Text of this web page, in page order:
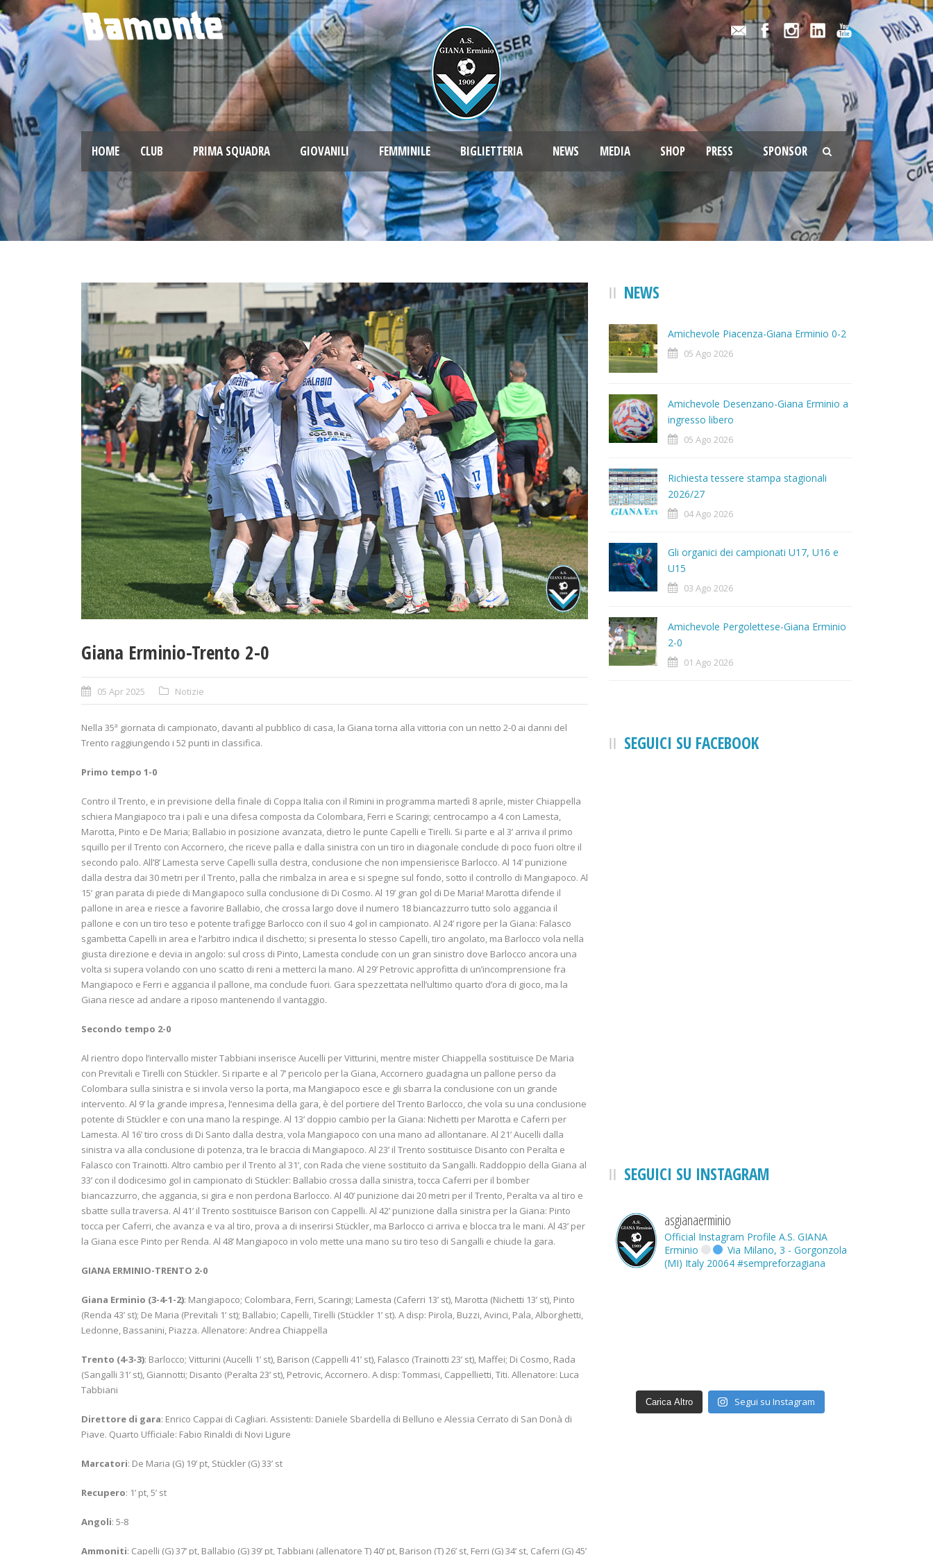
HOME CLUB PRIMA SQUADRA GIOVANILI FEMMINILE BIGLIETTERIA NEWS MEDIA SHOP PRESS SPONSOR
Giana Erminio-Trento 2-0
05 Apr 2025 Notizie
Nella 35ª giornata di campionato, davanti al pubblico di casa, la Giana torna alla vittoria con un netto 2-0 ai danni del
Trento raggiungendo i 52 punti in classifica.
Primo tempo 1-0
Contro il Trento, e in previsione della finale di Coppa Italia con il Rimini in programma martedì 8 aprile, mister Chiappella
schiera Mangiapoco tra i pali e una difesa composta da Colombara, Ferri e Scaringi; centrocampo a 4 con Lamesta,
Marotta, Pinto e De Maria; Ballabio in posizione avanzata, dietro le punte Capelli e Tirelli. Si parte e al 3’ arriva il primo
squillo per il Trento con Accornero, che riceve palla e dalla sinistra con un tiro in diagonale conclude di poco fuori oltre il
secondo palo. All’8’ Lamesta serve Capelli sulla destra, conclusione che non impensierisce Barlocco. Al 14’ punizione
dalla destra dai 30 metri per il Trento, palla che rimbalza in area e si spegne sul fondo, sotto il controllo di Mangiapoco. Al
15’ gran parata di piede di Mangiapoco sulla conclusione di Di Cosmo. Al 19’ gran gol di De Maria! Marotta difende il
pallone in area e riesce a favorire Ballabio, che crossa largo dove il numero 18 biancazzurro tutto solo aggancia il
pallone e con un tiro teso e potente trafigge Barlocco con il suo 4 gol in campionato. Al 24’ rigore per la Giana: Falasco
sgambetta Capelli in area e l’arbitro indica il dischetto; si presenta lo stesso Capelli, tiro angolato, ma Barlocco vola nella
giusta direzione e devia in angolo: sul cross di Pinto, Lamesta conclude con un gran sinistro dove Barlocco ancora una
volta si supera volando con uno scatto di reni a metterci la mano. Al 29’ Petrovic approfitta di un’incomprensione fra
Mangiapoco e Ferri e aggancia il pallone, ma conclude fuori. Gara spezzettata nell’ultimo quarto d’ora di gioco, ma la
Giana riesce ad andare a riposo mantenendo il vantaggio.
Secondo tempo 2-0
Al rientro dopo l’intervallo mister Tabbiani inserisce Aucelli per Vitturini, mentre mister Chiappella sostituisce De Maria
con Previtali e Tirelli con Stückler. Si riparte e al 7’ pericolo per la Giana, Accornero guadagna un pallone perso da
Colombara sulla sinistra e si invola verso la porta, ma Mangiapoco esce e gli sbarra la conclusione con un grande
intervento. Al 9’ la grande impresa, l’ennesima della gara, è del portiere del Trento Barlocco, che vola su una conclusione
potente di Stückler e con una mano la respinge. Al 13’ doppio cambio per la Giana: Nichetti per Marotta e Caferri per
Lamesta. Al 16’ tiro cross di Di Santo dalla destra, vola Mangiapoco con una mano ad allontanare. Al 21’ Aucelli dalla
sinistra va alla conclusione di potenza, tra le braccia di Mangiapoco. Al 23’ il Trento sostituisce Disanto con Peralta e
Falasco con Trainotti. Altro cambio per il Trento al 31’, con Rada che viene sostituito da Sangalli. Raddoppio della Giana al
33’ con il dodicesimo gol in campionato di Stückler: Ballabio crossa dalla sinistra, tocca Caferri per il bomber
biancazzurro, che aggancia, si gira e non perdona Barlocco. Al 40’ punizione dai 20 metri per il Trento, Peralta va al tiro e
sbatte sulla traversa. Al 41’ il Trento sostituisce Barison con Cappelli. Al 42’ punizione dalla sinistra per la Giana: Pinto
tocca per Caferri, che avanza e va al tiro, prova a di inserirsi Stückler, ma Barlocco ci arriva e blocca tra le mani. Al 43’ per
la Giana esce Pinto per Renda. Al 48’ Mangiapoco in volo mette una mano su tiro teso di Sangalli e chiude la gara.
GIANA ERMINIO-TRENTO 2-0
Giana Erminio (3-4-1-2): Mangiapoco; Colombara, Ferri, Scaringi; Lamesta (Caferri 13’ st), Marotta (Nichetti 13’ st), Pinto
(Renda 43’ st); De Maria (Previtali 1’ st); Ballabio; Capelli, Tirelli (Stückler 1’ st). A disp: Pirola, Buzzi, Avinci, Pala, Alborghetti,
Ledonne, Bassanini, Piazza. Allenatore: Andrea Chiappella
Trento (4-3-3): Barlocco; Vitturini (Aucelli 1’ st), Barison (Cappelli 41’ st), Falasco (Trainotti 23’ st), Maffei; Di Cosmo, Rada
(Sangalli 31’ st), Giannotti; Disanto (Peralta 23’ st), Petrovic, Accornero. A disp: Tommasi, Cappellietti, Titi. Allenatore: Luca
Tabbiani
Direttore di gara: Enrico Cappai di Cagliari. Assistenti: Daniele Sbardella di Belluno e Alessia Cerrato di San Donà di
Piave. Quarto Ufficiale: Fabio Rinaldi di Novi Ligure
Marcatori: De Maria (G) 19’ pt, Stückler (G) 33’ st
Recupero: 1’ pt, 5’ st
Angoli: 5-8
Ammoniti: Capelli (G) 37’ pt, Ballabio (G) 39’ pt, Tabbiani (allenatore T) 40’ pt, Barison (T) 26’ st, Ferri (G) 34’ st, Caferri (G) 45’
NEWS
Amichevole Piacenza-Giana Erminio 0-2
05 Ago 2026
Amichevole Desenzano-Giana Erminio a
ingresso libero
05 Ago 2026
Richiesta tessere stampa stagionali
2026/27
04 Ago 2026
Gli organici dei campionati U17, U16 e
U15
03 Ago 2026
Amichevole Pergolettese-Giana Erminio
2-0
01 Ago 2026
SEGUICI SU FACEBOOK
SEGUICI SU INSTAGRAM
asgianaerminio
Official Instagram Profile A.S. GIANA
Erminio
Via Milano, 3 - Gorgonzola
(MI) Italy 20064 #sempreforzagiana
Carica Altro Segui su Instagram